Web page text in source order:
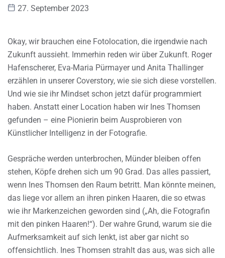
27. September 2023
Okay, wir brauchen eine Fotolocation, die irgendwie nach
Zukunft aussieht. Immerhin reden wir über Zukunft. Roger
Hafenscherer, Eva-Maria Pürmayer und Anita Thallinger
erzählen in unserer Coverstory, wie sie sich diese vorstellen.
Und wie sie ihr Mindset schon jetzt dafür programmiert
haben. Anstatt einer Location haben wir Ines Thomsen
gefunden – eine Pionierin beim Ausprobieren von
Künstlicher Intelligenz in der Fotografie.
Gespräche werden unterbrochen, Münder bleiben offen
stehen, Köpfe drehen sich um 90 Grad. Das alles passiert,
wenn Ines Thomsen den Raum betritt. Man könnte meinen,
das liege vor allem an ihren pinken Haaren, die so etwas
wie ihr Markenzeichen geworden sind („Ah, die Fotografin
mit den pinken Haaren!“). Der wahre Grund, warum sie die
Aufmerksamkeit auf sich lenkt, ist aber gar nicht so
offensichtlich. Ines Thomsen strahlt das aus, was sich alle